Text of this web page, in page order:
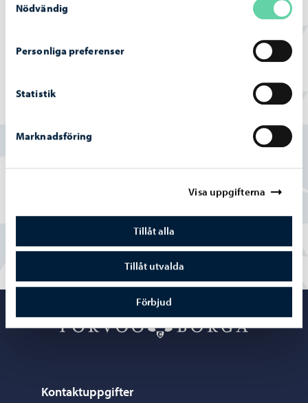
Nödvändig
Personliga preferenser
Statistik
Marknadsföring
Visa uppgifterna
Tillåt alla
Tillåt utvalda
Förbjud
Porvoo – Gå
Kontaktuppgifter